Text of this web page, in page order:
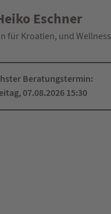
Eschner
für Kroatien, und Wellness
Beratungstermin:
07.08.2026 15:30